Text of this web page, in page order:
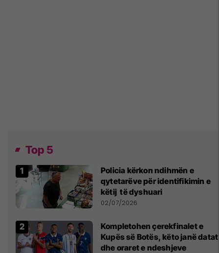
Top 5
Policia kërkon ndihmën e
qytetarëve për identifikimin e
këtij të dyshuari
02/07/2026
Kompletohen çerekfinalet e
Kupës së Botës, këto janë datat
dhe oraret e ndeshjeve